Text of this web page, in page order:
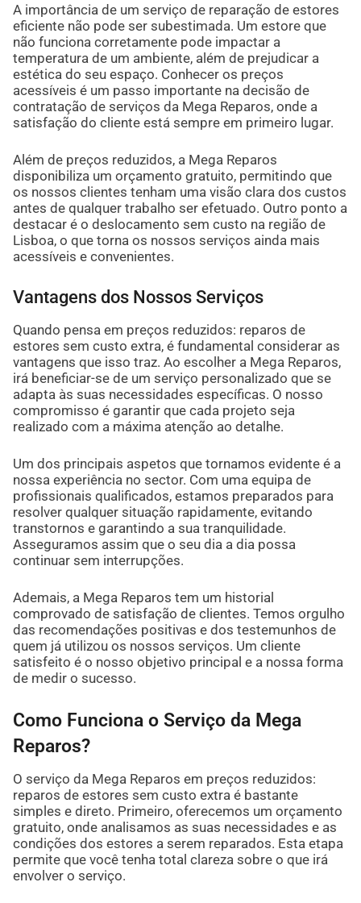
A importância de um serviço de reparação de estores
eficiente não pode ser subestimada. Um estore que
não funciona corretamente pode impactar a
temperatura de um ambiente, além de prejudicar a
estética do seu espaço. Conhecer os preços
acessíveis é um passo importante na decisão de
contratação de serviços da Mega Reparos, onde a
satisfação do cliente está sempre em primeiro lugar.
Além de preços reduzidos, a Mega Reparos
disponibiliza um orçamento gratuito, permitindo que
os nossos clientes tenham uma visão clara dos custos
antes de qualquer trabalho ser efetuado. Outro ponto a
destacar é o deslocamento sem custo na região de
Lisboa, o que torna os nossos serviços ainda mais
acessíveis e convenientes.
Vantagens dos Nossos Serviços
Quando pensa em preços reduzidos: reparos de
estores sem custo extra, é fundamental considerar as
vantagens que isso traz. Ao escolher a Mega Reparos,
irá beneficiar-se de um serviço personalizado que se
adapta às suas necessidades específicas. O nosso
compromisso é garantir que cada projeto seja
realizado com a máxima atenção ao detalhe.
Um dos principais aspetos que tornamos evidente é a
nossa experiência no sector. Com uma equipa de
profissionais qualificados, estamos preparados para
resolver qualquer situação rapidamente, evitando
transtornos e garantindo a sua tranquilidade.
Asseguramos assim que o seu dia a dia possa
continuar sem interrupções.
Ademais, a Mega Reparos tem um historial
comprovado de satisfação de clientes. Temos orgulho
das recomendações positivas e dos testemunhos de
quem já utilizou os nossos serviços. Um cliente
satisfeito é o nosso objetivo principal e a nossa forma
de medir o sucesso.
Como Funciona o Serviço da Mega
Reparos?
O serviço da Mega Reparos em preços reduzidos:
reparos de estores sem custo extra é bastante
simples e direto. Primeiro, oferecemos um orçamento
gratuito, onde analisamos as suas necessidades e as
condições dos estores a serem reparados. Esta etapa
permite que você tenha total clareza sobre o que irá
envolver o serviço.